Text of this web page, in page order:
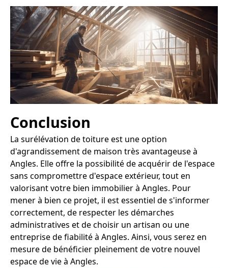
Conclusion
La surélévation de toiture est une option
d'agrandissement de maison très avantageuse à
Angles. Elle offre la possibilité de acquérir de l'espace
sans compromettre d'espace extérieur, tout en
valorisant votre bien immobilier à Angles. Pour
mener à bien ce projet, il est essentiel de s'informer
correctement, de respecter les démarches
administratives et de choisir un artisan ou une
entreprise de fiabilité à Angles. Ainsi, vous serez en
mesure de bénéficier pleinement de votre nouvel
espace de vie à Angles.